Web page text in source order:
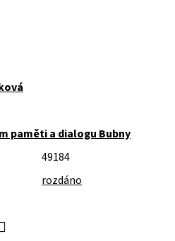
paměti a dialogu Bubny
49184
rozdáno